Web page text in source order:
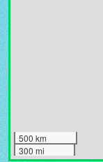
500 km
300 mi